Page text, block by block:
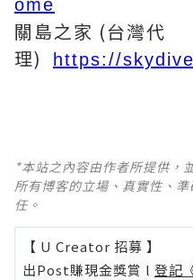
ome
關島之家 (台灣代
理)
https://
*本站之內容由作者所提供，
所有博客的立場、真實性、
任。
【 U Creator 招募 】
出Post賺現金獎賞 l 登記